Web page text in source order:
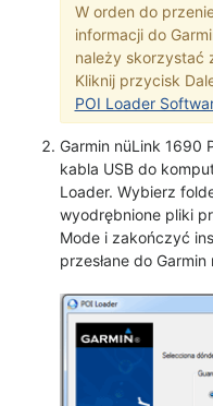
W orden do
informacji do
należy skorzystać
Kliknij przycisk
POI Loader
Garmin nüLink 1690
kabla USB do
Loader. Wybierz
wyodrębnione pliki
Mode i zakończyć
przesłane do